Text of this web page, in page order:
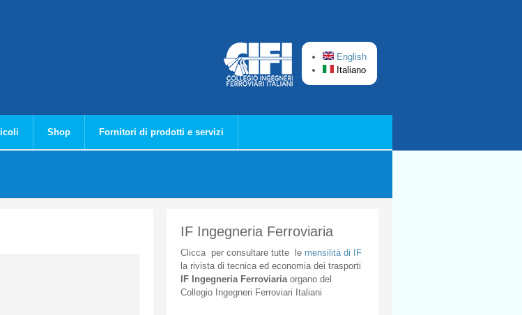
English
Italiano
Shop Fornitori di prodotti e servizi
IF Ingegneria Ferroviaria
Cliccaper consultare tuttele mensilità di IF
la rivista di tecnica ed economia dei trasporti
IF Ingegneria Ferroviaria organodel
Collegio
Ingegneri Ferroviari Italiani